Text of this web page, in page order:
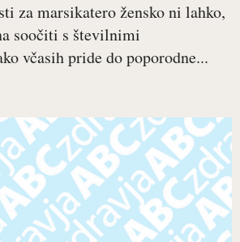
za marsikatero žensko ni lahko,
soočiti s številnimi
včasih pride do poporodne...